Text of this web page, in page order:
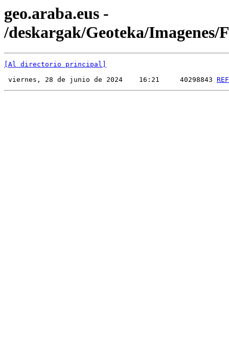
geo.araba.eus -
/deskargak/Geoteka/Imagenes/
[Al directorio principal]
viernes, 28 de junio de 2024    16:21     40298843